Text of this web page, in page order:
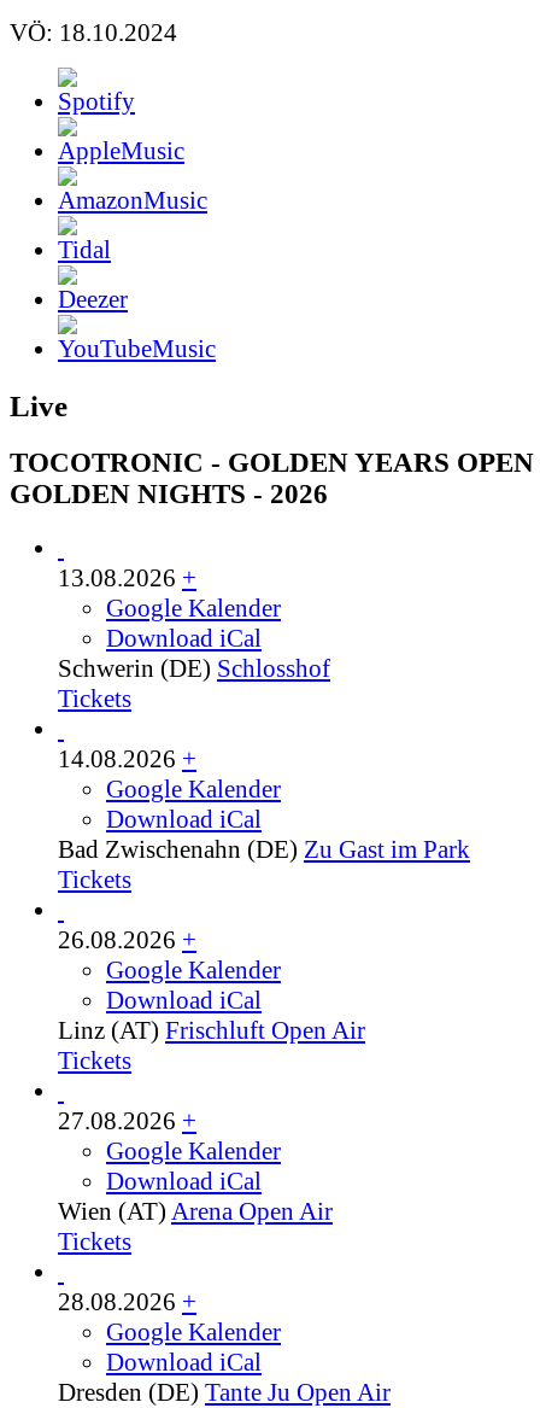
VÖ: 18.10.2024
Live
TOCOTRONIC - GOLDEN YEARS
GOLDEN NIGHTS - 2026
13.08.2026 +
Google Kalender
Download iCal
Schwerin (DE) Schlosshof
Tickets
14.08.2026 +
Google Kalender
Download iCal
Bad Zwischenahn (DE) Zu Gast im Park
Tickets
26.08.2026 +
Google Kalender
Download iCal
Linz (AT) Frischluft Open Air
Tickets
27.08.2026 +
Google Kalender
Download iCal
Wien (AT) Arena Open Air
Tickets
28.08.2026 +
Google Kalender
Download iCal
Dresden (DE) Tante Ju Open Air